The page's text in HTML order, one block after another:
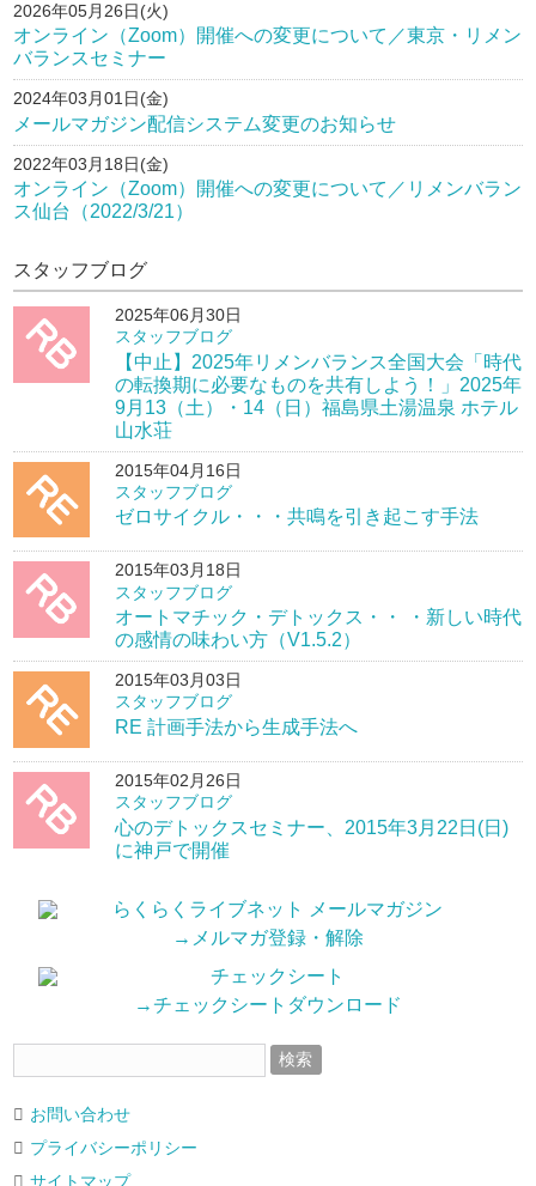
2026年05月26日(火)
オンライン（Zoom）開催への変更について／東京・リメン
バランスセミナー
2024年03月01日(金)
メールマガジン配信システム変更のお知らせ
2022年03月18日(金)
オンライン（Zoom）開催への変更について／リメンバラン
ス仙台（2022/3/21）
スタッフブログ
2025年06月30日
スタッフブログ
【中止】2025年リメンバランス全国大会「時代
の転換期に必要なものを共有しよう！」2025年
9月13（土）・14（日）福島県土湯温泉 ホテル
山水荘
2015年04月16日
スタッフブログ
ゼロサイクル・・・共鳴を引き起こす手法
2015年03月18日
スタッフブログ
オートマチック・デトックス・・ ・新しい時代
の感情の味わい方（V1.5.2）
2015年03月03日
スタッフブログ
RE 計画手法から生成手法へ
2015年02月26日
スタッフブログ
心のデトックスセミナー、2015年3月22日(日)
に神戸で開催
→メルマガ登録・解除
→チェックシートダウンロード
お問い合わせ
プライバシーポリシー
サイトマップ